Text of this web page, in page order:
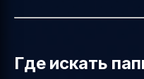
решать
Где искать